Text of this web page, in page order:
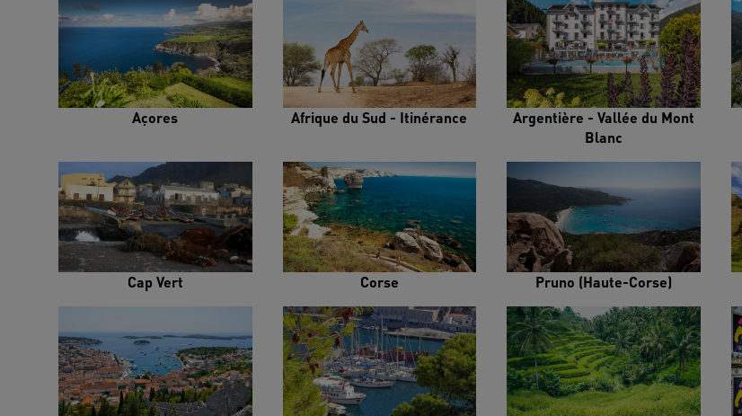
Açores Afrique du Sud - Itinérance
Argentière - Vallée du Mont
Blanc
Cap Vert Corse Pruno (Haute-Corse)